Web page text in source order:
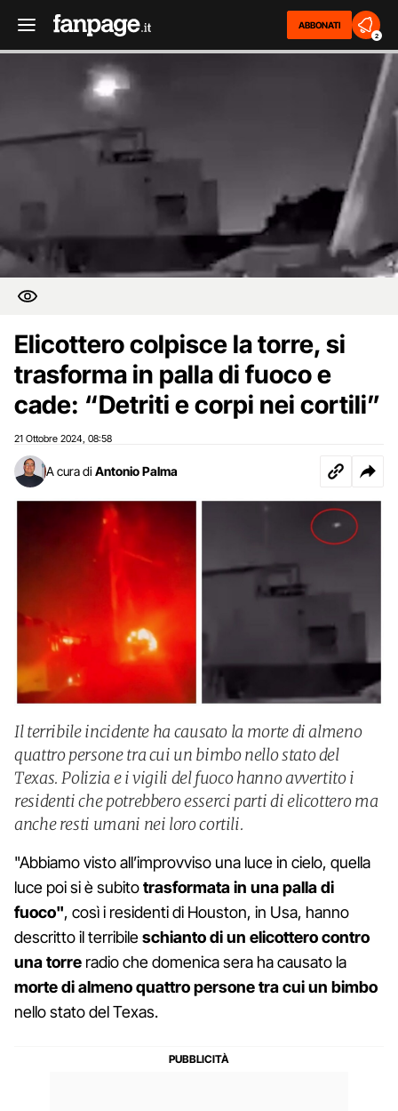
ABBONATI
2
Elicottero colpisce la torre, si
trasforma in palla di fuoco e
cade: “Detriti e corpi nei cortili”
21 Ottobre 2024 08:58
A cura di Antonio Palma
Il terribile incidente ha causato la morte di almeno
quattro persone tra cui un bimbo nello stato del
Texas. Polizia e i vigili del fuoco hanno avvertito i
residenti che potrebbero esserci parti di elicottero ma
anche resti umani nei loro cortili.
"Abbiamo visto all’improvviso una luce in cielo, quella
luce poi si è subitotrasformata in una palla di
fuoco", così i residenti di Houston, in Usa, hanno
descritto il terribileschianto di un elicottero contro
una torre radio che domenica sera ha causato la
morte di almeno quattro persone tra cui un bimbo
nello stato del Texas.